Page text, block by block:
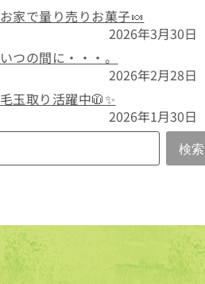
お家で量り売りお菓子🍬
2026年3月30日
いつの間に・・・。
2026年2月28日
毛玉取り活躍中🧥✨
2026年1月30日
検索